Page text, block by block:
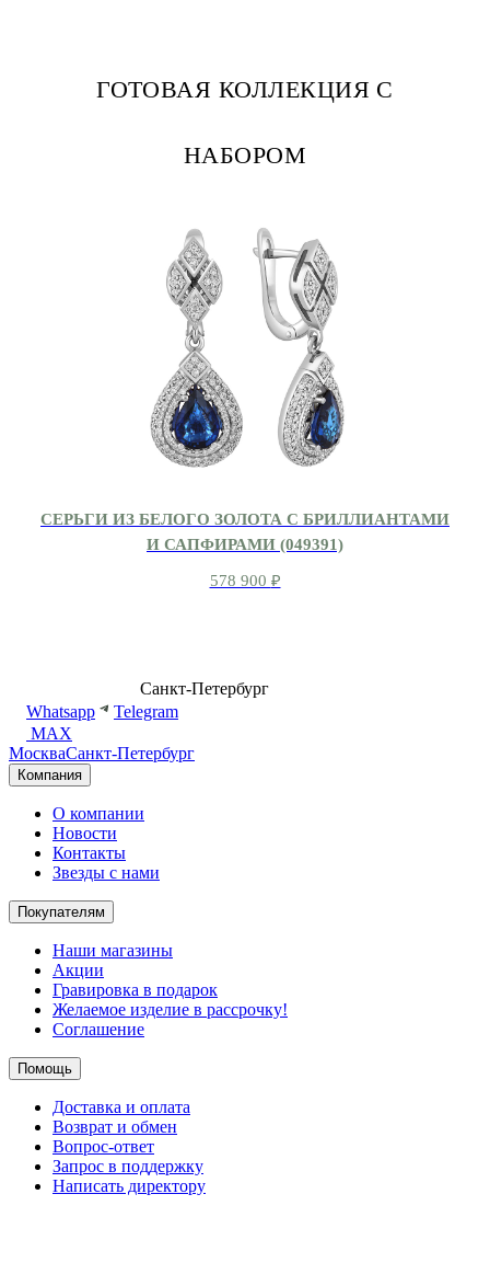
ГОТОВАЯ КОЛЛЕКЦИЯ С
НАБОРОМ
СЕРЬГИ ИЗ БЕЛОГО ЗОЛОТА С БРИЛЛИАНТАМИ
И САПФИРАМИ (049391)
578 900 ₽
Санкт-Петербург
Whatsapp
Telegram
MAX
МоскваСанкт-Петербург
Компания
О компании
Новости
Контакты
Звезды с нами
Покупателям
Наши магазины
Акции
Гравировка в подарок
Желаемое изделие в рассрочку!
Соглашение
Помощь
Доставка и оплата
Возврат и обмен
Вопрос-ответ
Запрос в поддержку
Написать директору